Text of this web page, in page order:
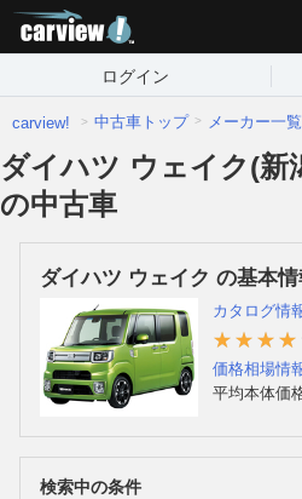
ログイン
carview! 中古車トップ メーカー一覧
ダイハツ ウェイク(新
の中古車
ダイハツ ウェイク の基本情
カタログ情
価格相場情
平均本体価
検索中の条件